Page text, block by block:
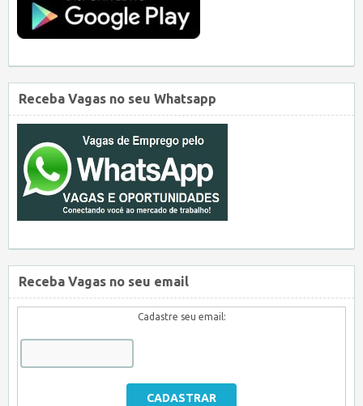
Receba Vagas no seu Whatsapp
Receba Vagas no seu email
Cadastre seu email: